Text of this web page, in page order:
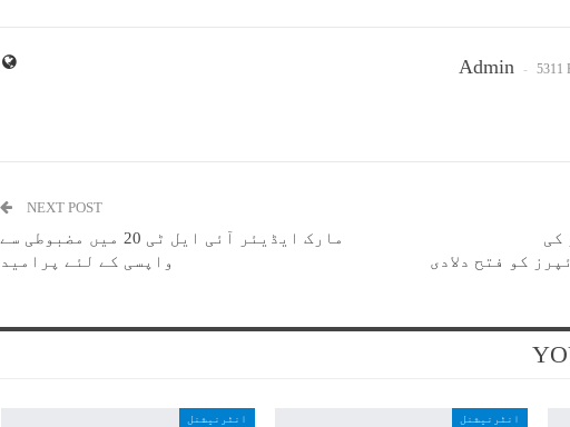
Admin 5311
کی
کو فتح دلادی
NEXT POST
مارک ایڈیئر آئی ایل ٹی 20 میں مضبوطی سے
واپسی کے لئے پرامید
انٹرنیشنل انٹرنیشنل